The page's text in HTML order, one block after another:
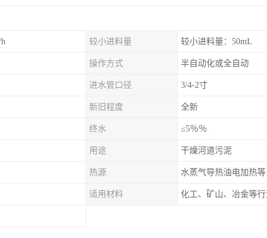
较小进料量 较小进料量：50mL
操作方式 半自动化或全自动
进水管口径 3/4-2寸
新旧程度 全新
终水 ≤5％％
用途 干燥河道污泥
热源 水蒸气导热油电加热等
适用材料